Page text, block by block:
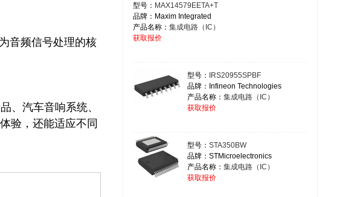
、汽车音响系统、
验，还能适应不同
型号： MAX14579EETA+T
品牌：Maxim Integrated
产品名称： 集成电路（IC）
获取报价
型号：
IRS20955SPBF
品牌：Infineon Technologies
产品名称： 集成电路（IC）
获取报价
型号： STA350BW
品牌：STMicroelectronics
产品名称： 集成电路（IC）
获取报价